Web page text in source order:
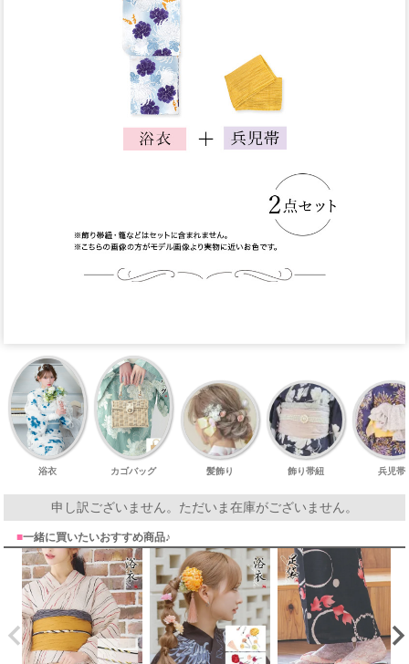
浴衣 カゴバッグ 髪飾り 飾り帯紐 兵児帯
申し訳ございません。ただいま在庫がございません。
■一緒に買いたいおすすめ商品♪